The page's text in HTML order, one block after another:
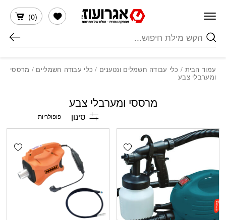
חיפוש
(
0
)
הרשימה שלי
עמוד הבית / כלי עבודה חשמלים ונטענים / כלי עבודה חשמליים / מרססי
ומערבלי צבע
מרססי ומערבלי צבע
סינון
Add wishlist